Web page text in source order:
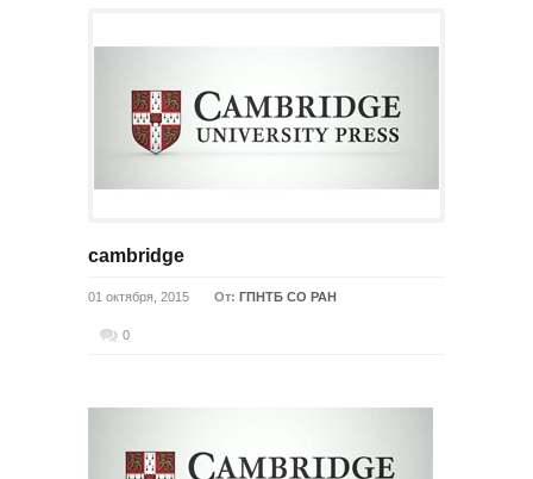
cambridge
01 октября, 2015 От: ГПНТБ СО РАН
0